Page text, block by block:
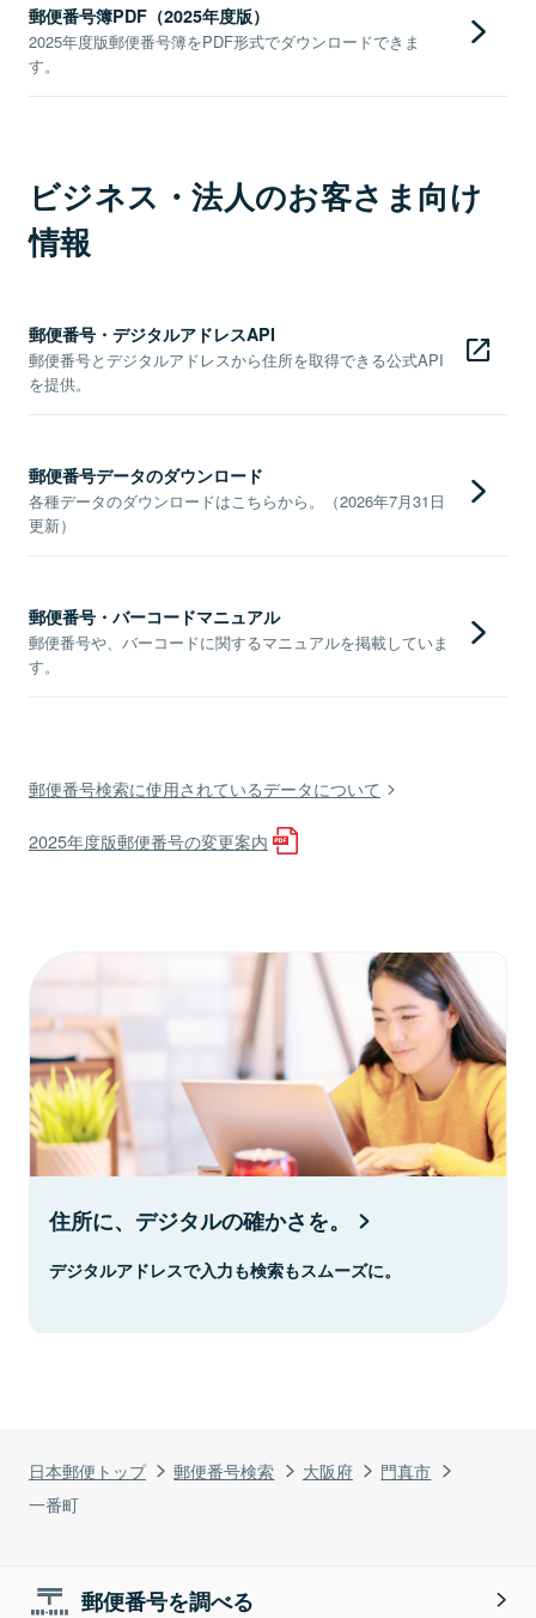
日本郵便トップ 郵便番号検索 大阪府
門真市
一番町
郵便番号簿PDF（2025年度版）
2025年度版郵便番号簿をPDF形式でダウンロードできま
す。
ビジネス・法人のお客さま向け
情報
郵便番号・デジタルアドレスAPI
郵便番号とデジタルアドレスから住所を取得できる公式API
を提供。
郵便番号データのダウンロード
各種データのダウンロードはこちらから。（2026年7月31日
更新）
郵便番号・バーコードマニュアル
郵便番号や、バーコードに関するマニュアルを掲載していま
す。
郵便番号検索に使用されているデータについて
2025年度版郵便番号の変更案内
住所に、デジタルの確かさを。
デジタルアドレスで入力も検索もスムーズに。
郵便番号を調べる